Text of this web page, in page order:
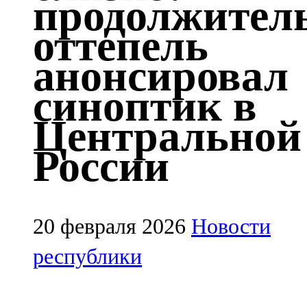
Казан
91,5 FM
Кайбыч
106,1 FM
Кама тамагы
71,51 FM
Кукмара
107,9 FM
Лениногорский
102,1 FM
оттепель
анонсировал
синоптик в
Центральной
России
20 февраля 2026 Новости
республики